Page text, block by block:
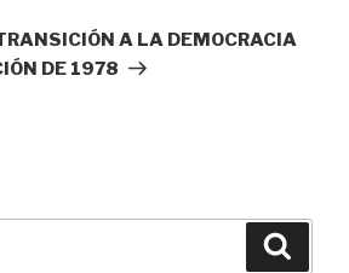
A LA DEMOCRACIA
DE 1978